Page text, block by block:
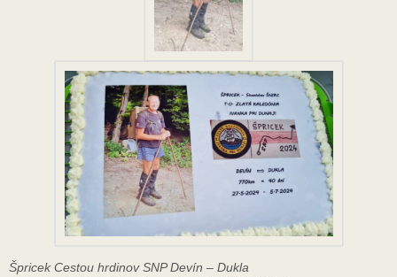
Špricek Cestou hrdinov SNP Devín – Dukla